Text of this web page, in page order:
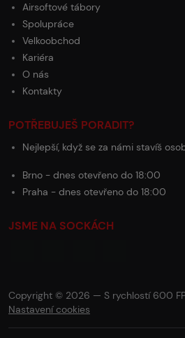
Airsoftové tábory
Spolupráce
Velkoobchod
Kariéra
O nás
Kontakty
POTŘEBUJEŠ PORADIT?
Nejlepší, když se za námi stavíš
Brno - dnes otevřeno do 18:00
Praha - dnes otevřeno do 18:00
JSME NA SOCKÁCH
Copyright © 2026 — S rychlostí 600
Nastavení cookies